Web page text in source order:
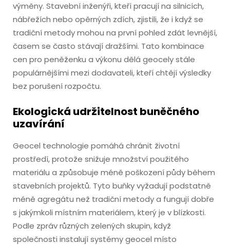
výměny. Stavební inženýři, kteří pracují na silnicích,
nábřežích nebo opěrných zdích, zjistili, že i když se
tradiční metody mohou na první pohled zdát levnější,
časem se často stávají dražšími. Tato kombinace
cen pro peněženku a výkonu dělá geocely stále
populárnějšími mezi dodavateli, kteří chtějí výsledky
bez porušení rozpočtu.
Ekologická udržitelnost buněčného
uzavírání
Geocel technologie pomáhá chránit životní
prostředí, protože snižuje množství použitého
materiálu a způsobuje méně poškození půdy během
stavebních projektů. Tyto buňky vyžadují podstatně
méně agregátu než tradiční metody a fungují dobře
s jakýmkoli místním materiálem, který je v blízkosti.
Podle zpráv různých zelených skupin, když
společnosti instalují systémy geocel místo